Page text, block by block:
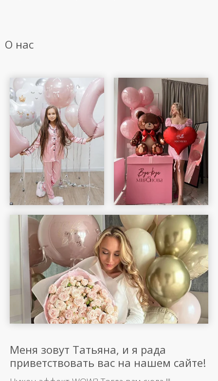
О нас
Меня зовут Татьяна, и я рада
приветствовать вас на нашем сайте!